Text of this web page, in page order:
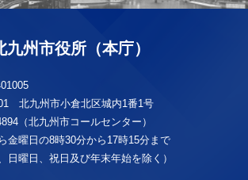
九州市役所（本庁）
北九州市小倉北区城内1番1号
（北九州市コールセンター）
金曜日の8時30分から17時15分まで
日曜日、祝日及び年末年始を除く）